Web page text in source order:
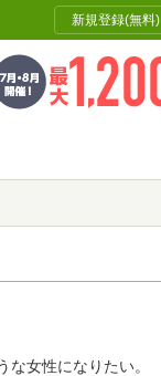
新規登録(無料)
女性になりたい。